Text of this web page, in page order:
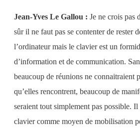
Jean-Yves Le Gallou : Je ne crois pas
sûr il ne faut pas se contenter de rester
l’ordinateur mais le clavier est un
d’information et de communication.
beaucoup de réunions ne connaitraient
qu’elles rencontrent, beaucoup de
seraient tout simplement pas possible.
clavier comme moyen de mobilisation